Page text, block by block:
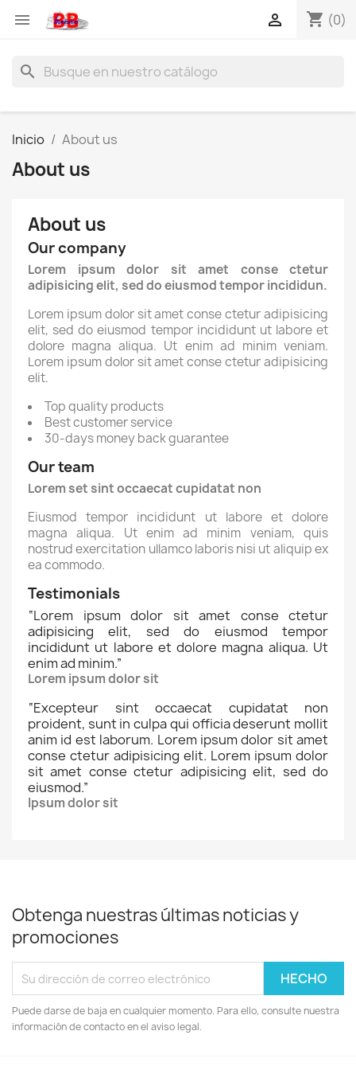
 shopping_cart (0)

search
Inicio About us
About us
About us
Our company
Lorem ipsum dolor sit amet conse ctetur
adipisicing elit, sed do eiusmod tempor incididun.
Lorem ipsum dolor sit amet conse ctetur adipisicing
elit, sed do eiusmod tempor incididunt ut labore et
dolore magna aliqua. Ut enim ad minim veniam.
Lorem ipsum dolor sit amet conse ctetur adipisicing
elit.
Top quality products
Best customer service
30-days money back guarantee
Our team
Lorem set sint occaecat cupidatat non
Eiusmod tempor incididunt ut labore et dolore
magna aliqua. Ut enim ad minim veniam, quis
nostrud exercitation ullamco laboris nisi ut aliquip ex
ea commodo.
Testimonials
“Lorem ipsum dolor sit amet conse ctetur
adipisicing elit, sed do eiusmod tempor
incididunt ut labore et dolore magna aliqua. Ut
enim ad minim.”
Lorem ipsum dolor sit
“Excepteur sint occaecat cupidatat non
proident, sunt in culpa qui officia deserunt mollit
anim id est laborum. Lorem ipsum dolor sit amet
conse ctetur adipisicing elit. Lorem ipsum dolor
sit amet conse ctetur adipisicing elit, sed do
eiusmod.”
Ipsum dolor sit
Obtenga nuestras últimas noticias y
promociones
Puede darse de baja en cualquier momento. Para ello, consulte nuestra
información de contacto en el aviso legal.